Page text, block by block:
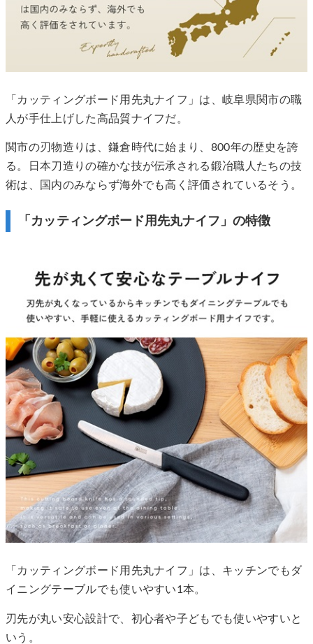
「カッティングボード用先丸ナイフ」は、岐阜県関市の職
人が手仕上げした高品質ナイフだ。
関市の刃物造りは、鎌倉時代に始まり、800年の歴史を誇
る。日本刀造りの確かな技が伝承される鍛冶職人たちの技
術は、国内のみならず海外でも高く評価されているそう。
「カッティングボード用先丸ナイフ」の特徴
「カッティングボード用先丸ナイフ」は、キッチンでもダ
イニングテーブルでも使いやすい1本。
刃先が丸い安心設計で、初心者や子どもでも使いやすいと
いう。